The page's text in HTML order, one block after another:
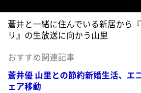
蒼井と一緒に住んでいる新居から
リ』の生放送に向かう山里
おすすめ関連記事
蒼井優 山里との節約新婚生活、エ
ェア移動